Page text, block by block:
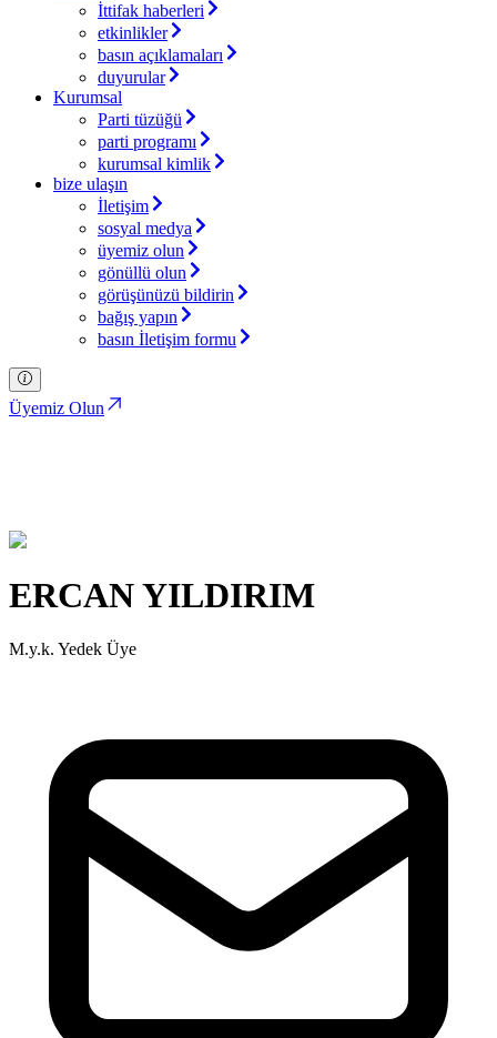
İttifak haberleri
etkinlikler
basın açıklamaları
duyurular
Kurumsal
Parti tüzüğü
parti programı
kurumsal kimlik
bize ulaşın
İletişim
sosyal medya
üyemiz olun
gönüllü olun
görüşünüzü bildirin
bağış yapın
basın İletişim formu
Üyemiz Olun
ERCAN YILDIRIM
M.y.k. Yedek Üye